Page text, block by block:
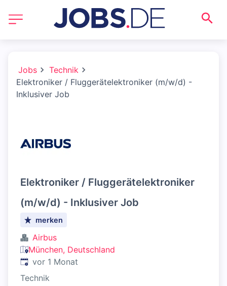
Jobs
Technik
Elektroniker / Fluggerätelektroniker (m/w/d) -
Inklusiver Job
Elektroniker / Fluggerätelektroniker
(m/w/d) - Inklusiver Job
merken
Airbus
München, Deutschland
Veröffentlicht:
vor 1 Monat
Technik